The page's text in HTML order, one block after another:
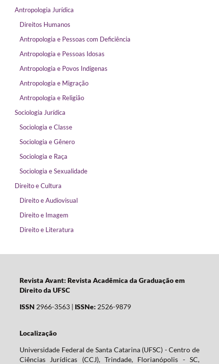
Antropologia Jurídica
Direitos Humanos
Antropologia e Pessoas com Deficiência
Antropologia e Pessoas Idosas
Antropologia e Povos Indígenas
Antropologia e Migração
Antropologia e Religião
Sociologia Jurídica
Sociologia e Classe
Sociologia e Gênero
Sociologia e Raça
Sociologia e Sexualidade
Direito e Cultura
Direito e Audiovisual
Direito e Imagem
Direito e Literatura
Revista Avant: Revista Acadêmica da Graduação em
Direito da UFSC
ISSN 2966-3563 | ISSNe: 2526-9879
Localização
Universidade Federal de Santa Catarina (UFSC) - Centro de
Ciências Jurídicas (CCJ), Trindade, Florianópolis - SC,